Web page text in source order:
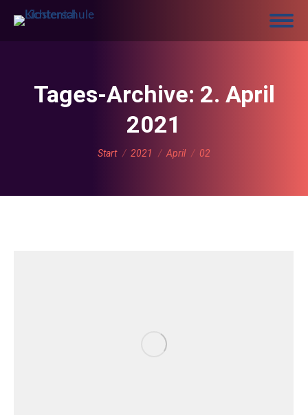
Tages-Archive: 2. April
2021
Sie befinden sich hier:
Start 2021 April 02